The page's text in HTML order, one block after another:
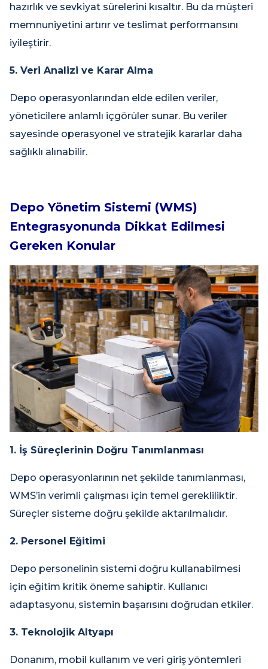
hazırlık ve sevkiyat sürelerini kısaltır. Bu da müşteri
memnuniyetini artırır ve teslimat performansını
iyileştirir.
5. Veri Analizi ve Karar Alma
Depo operasyonlarından elde edilen veriler,
yöneticilere anlamlı içgörüler sunar. Bu veriler
sayesinde operasyonel ve stratejik kararlar daha
sağlıklı alınabilir.
Depo Yönetim Sistemi (WMS)
Entegrasyonunda Dikkat Edilmesi
Gereken Konular
1. İş Süreçlerinin Doğru Tanımlanması
Depo operasyonlarının net şekilde tanımlanması,
WMS’in verimli çalışması için temel gerekliliktir.
Süreçler sisteme doğru şekilde aktarılmalıdır.
2. Personel Eğitimi
Depo personelinin sistemi doğru kullanabilmesi
için eğitim kritik öneme sahiptir. Kullanıcı
adaptasyonu, sistemin başarısını doğrudan etkiler.
3. Teknolojik Altyapı
Donanım, mobil kullanım ve veri giriş yöntemleri